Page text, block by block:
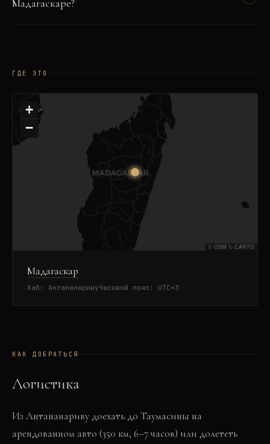
Мадагаскаре?
ГДЕ ЭТО
+
−
© OSM © CARTO
Мадагаскар
Хаб: АнтананаривуЧасовой пояс: UTC+3
КАК ДОБРАТЬСЯ
Логистика
Из Антананариву доехать до Таумасины на
арендованном авто (350 км, 6–7 часов) или долететь